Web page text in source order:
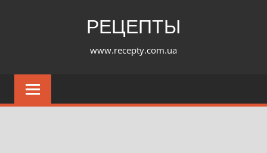
РЕЦЕПТЫ
www.recepty.com.ua